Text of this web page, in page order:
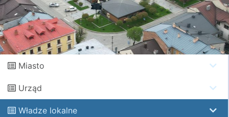
Miasto
Urząd
Władze lokalne